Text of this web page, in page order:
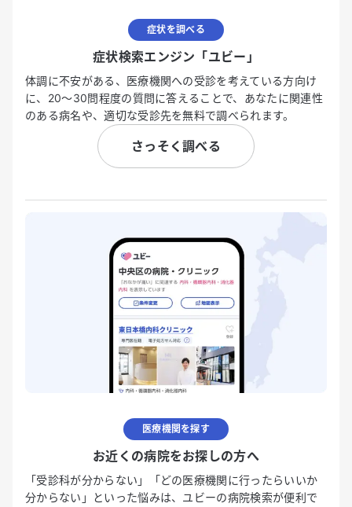
症状を調べる
症状検索エンジン「ユビー」
体調に不安がある、医療機関への受診を考えている方向け
に、20〜30問程度の質問に答えることで、あなたに関連性
のある病名や、適切な受診先を無料で調べられます。
さっそく調べる
医療機関を探す
お近くの病院をお探しの方へ
「受診科が分からない」「どの医療機関に行ったらいいか
分からない」といった悩みは、ユビーの病院検索が便利で